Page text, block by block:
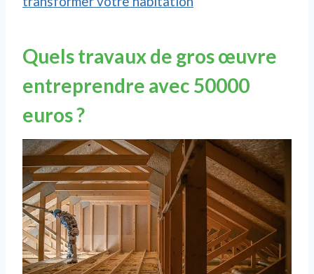
Quels travaux de gros œuvre
entreprendre avec 50000
euros ?